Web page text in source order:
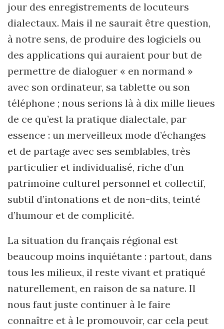
jour des enregistrements de locuteurs
dialectaux. Mais il ne saurait être question,
à notre sens, de produire des logiciels ou
des applications qui auraient pour but de
permettre de dialoguer « en normand »
avec son ordinateur, sa tablette ou son
téléphone ; nous serions là à dix mille lieues
de ce qu’est la pratique dialectale, par
essence : un merveilleux mode d’échanges
et de partage avec ses semblables, très
particulier et individualisé, riche d’un
patrimoine culturel personnel et collectif,
subtil d’intonations et de non-dits, teinté
d’humour et de complicité.
La situation du français régional est
beaucoup moins inquiétante : partout, dans
tous les milieux, il reste vivant et pratiqué
naturellement, en raison de sa nature. Il
nous faut juste continuer à le faire
connaître et à le promouvoir, car cela peut